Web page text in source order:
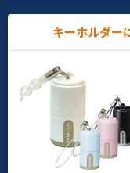
キーホルダー